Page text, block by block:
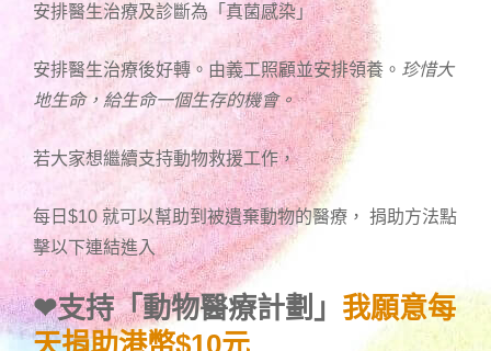
安排醫生治療及診斷為「真菌感染」
安排醫生治療後好轉。由義工照顧並安排領養。 珍惜大
地生命，給生命一個生存的機會。
若大家想繼續支持動物救援工作，
每日$10 就可以幫助到被遺棄動物的醫療， 捐助方法點
擊以下連結進入
❤支持「動物醫療計劃」 我願意每
天捐助港幣$10元